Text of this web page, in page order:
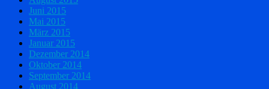
Juni 2015
Mai 2015
März 2015
Januar 2015
Dezember 2014
Oktober 2014
September 2014
August 2014